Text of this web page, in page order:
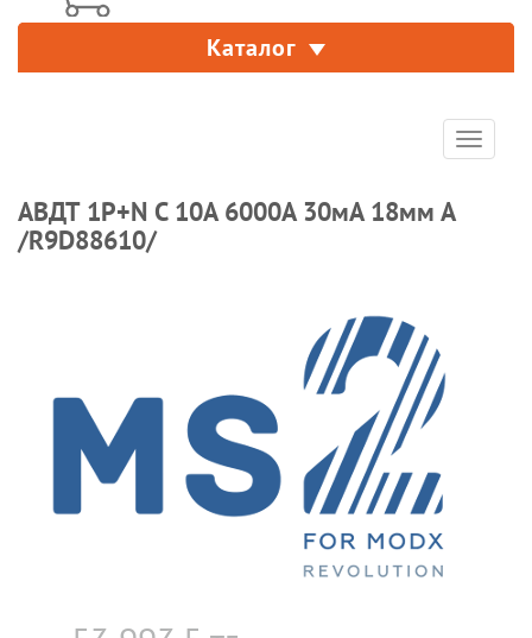
Каталог
Toggle
АВДТ 1P+N С 10А 6000A 30мА 18мм А
/R9D88610/